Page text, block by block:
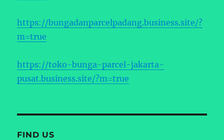
https://bungadanparcelpadang.business.site/?
m=true
https://toko-bunga-parcel-jakarta-
pusat.business.site/?m=true
FIND US